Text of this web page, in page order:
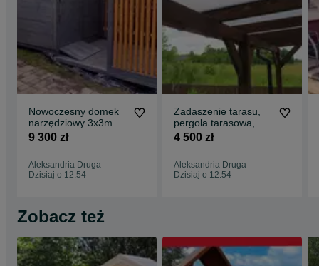
Nowoczesny domek
narzędziowy 3x3m
9 300 zł
Aleksandria Druga
Dzisiaj o 12:54
Zadaszenie tarasu,
pergola tarasowa,
altana, wiata,
4 500 zł
Aleksandria Druga
Dzisiaj o 12:54
Zobacz też